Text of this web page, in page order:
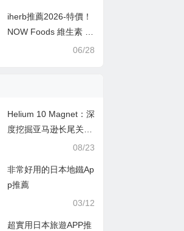
iherb推薦2026-特價！
NOW Foods 維生素 D
3膠囊 5000IU 240粒
06/28
Helium 10 Magnet：深
度挖掘亚马逊长尾关键
08/23
非常好用的日本地鐵Ap
p推薦
03/12
超實用日本旅遊APP推